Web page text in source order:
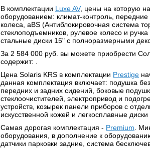
В комплектации Luxe AV, цены на которую
оборудованием: климат-контроль,
колеса, аBS (Антиблокировочная система
стеклоподъемников, рулевое колесо и
стальные диски 15" с полноразмерными
За 2 584 000 руб. вы можете приобрести
содержит: .
Цена Solaris KRS в комплектации Prestige
данная комплектация включает: подушка
передних и задних сидений, боковые
стеклоочистителей, электропривод и
устройств, козырек панели приборов с
искусственной кожей и легкосплавные диски
Самая дорогая комплектация - Premium .
оборудования, в дополнение к
датчики парковки задние, система